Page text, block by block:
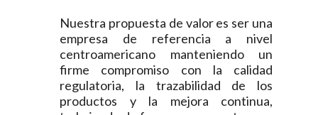
Nuestra propuesta de valor es ser una
empresa de referencia a nivel
centroamericano manteniendo un
firme compromiso con la calidad
regulatoria, la trazabilidad de los
productos y la mejora continua,